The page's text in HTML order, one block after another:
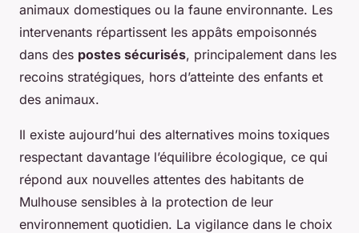
animaux domestiques ou la faune environnante. Les
intervenants répartissent les appâts empoisonnés
dans des postes sécurisés, principalement dans les
recoins stratégiques, hors d’atteinte des enfants et
des animaux.
Il existe aujourd’hui des alternatives moins toxiques
respectant davantage l’équilibre écologique, ce qui
répond aux nouvelles attentes des habitants de
Mulhouse sensibles à la protection de leur
environnement quotidien. La vigilance dans le choix